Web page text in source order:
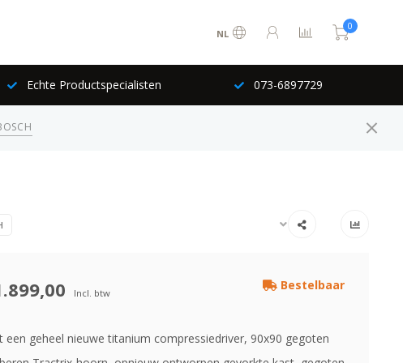
NL
0
Echte Productspecialisten 073-6897729
Incl. btw
Bestelbaar
een geheel nieuwe titanium compressiedriver, 90x90 gegoten